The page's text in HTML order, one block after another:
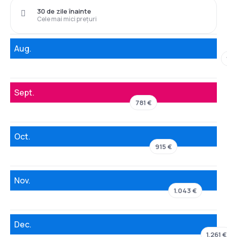
Cele mai mici prețuri
30 de zile înainte
Aug.
Sept.
781 €
Oct.
915 €
Nov.
1.043 €
Dec.
1.261 €